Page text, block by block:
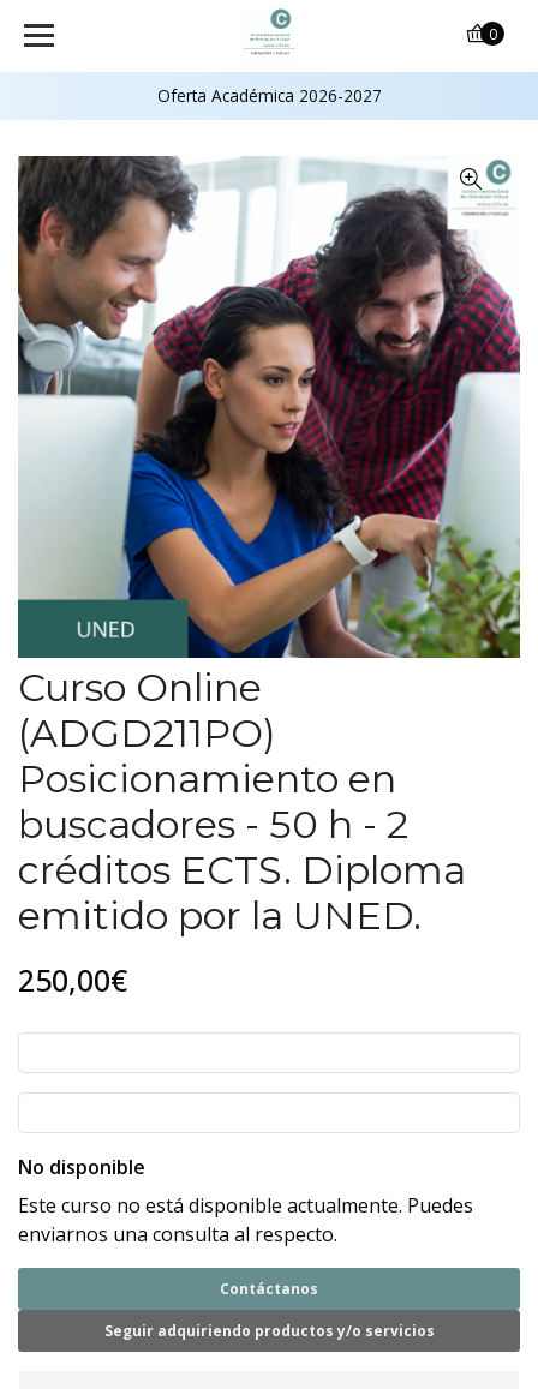
Oferta Académica 2026-2027
0
Curso Online
(ADGD211PO)
Posicionamiento en
buscadores - 50 h - 2
créditos ECTS. Diploma
emitido por la UNED.
250,00€
No disponible
Este curso no está disponible actualmente. Puedes
enviarnos una consulta al respecto.
Contáctanos
Seguir adquiriendo productos y/o servicios